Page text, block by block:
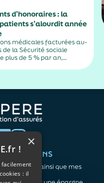
d’honoraires : la
s’alourdit année
médicales facturées au-
de la Sécurité sociale
plus de 5 % par an,
la montée en puissance des
VOS BESOINS
Me protéger ainsi que mes
proches
×
!
: il